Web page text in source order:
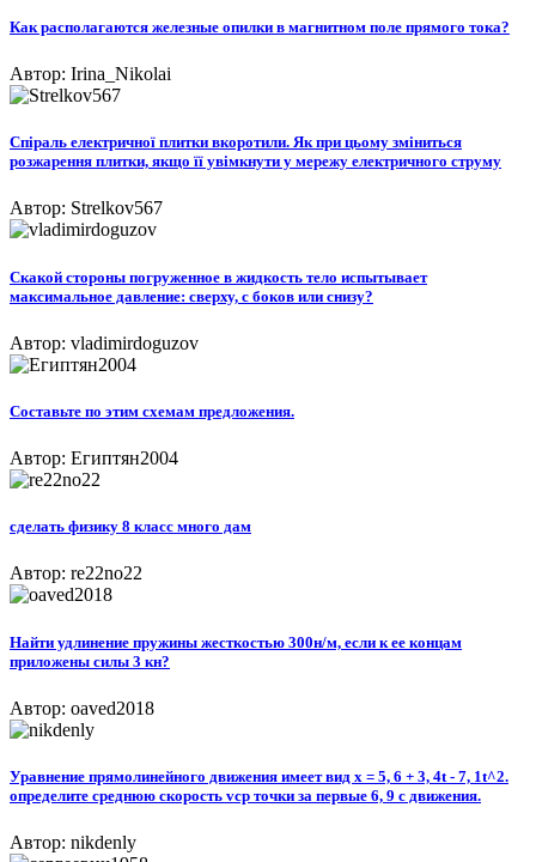
Как располагаются железные опилки в магнитном поле прямого тока?
Автор: Irina_Nikolai
Спіраль електричної плитки вкоротили. Як при цьому зміниться
розжарення плитки, якщо її увімкнути у мережу електричного струму
Автор: Strelkov567
Скакой стороны погруженное в жидкость тело испытывает
максимальное давление: сверху, с боков или снизу?
Автор: vladimirdoguzov
Составьте по этим схемам предложения.​
Автор: Египтян2004
сделать физику 8 класс много дам
Автор: re22no22
Найти удлинение пружины жесткостью 300н/м, если к ее концам
приложены силы 3 кн?
Автор: oaved2018
Уравнение прямолинейного движения имеет вид x = 5, 6 + 3, 4t - 7, 1t^2.
определите среднюю скорость vср точки за первые 6, 9 с движения.
Автор: nikdenly